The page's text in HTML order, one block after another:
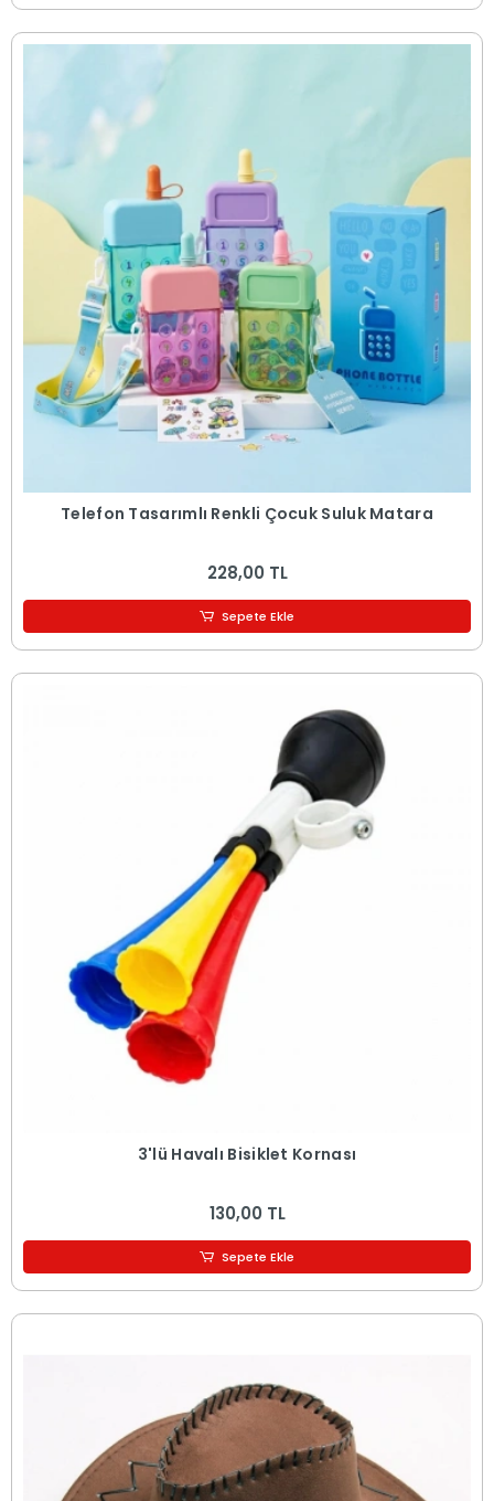
Telefon Tasarımlı Renkli Çocuk Suluk Matara
228,00 TL
Sepete Ekle
3'lü Havalı Bisiklet Kornası
130,00 TL
Sepete Ekle